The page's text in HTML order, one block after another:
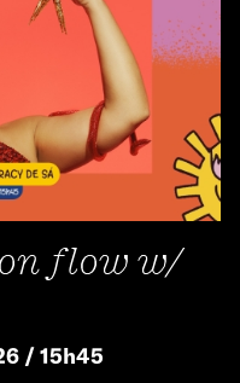
flow w/
/ 15h45